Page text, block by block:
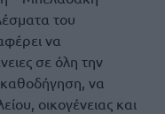
του
να
σε όλη την
να
οικογένειας και